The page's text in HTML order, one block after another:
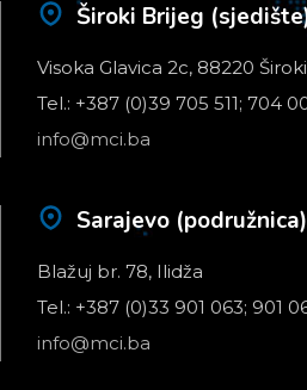
Široki Brijeg
Visoka Glavica 2c, 88220
Tel.: +387 (0)39 705 511; 704
info@mci.ba
Sarajevo (podružnica)
Blažuj br. 78, Ilidža
Tel.: +387 (0)33 901 063; 901
info@mci.ba